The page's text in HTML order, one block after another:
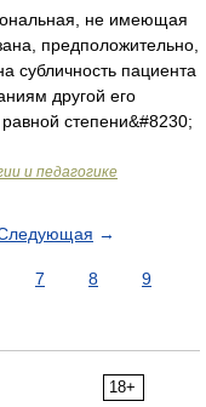
не имеющая
предположительно,
субличность пациента
другой его
степени&#8230;
и педагогике
→
7 8
9
18+